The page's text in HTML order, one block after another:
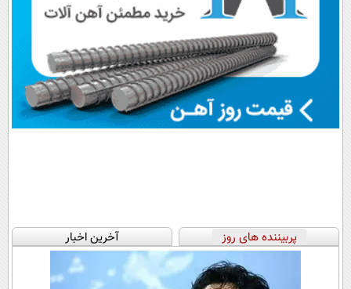
پربیننده های روز آخرین اخبار